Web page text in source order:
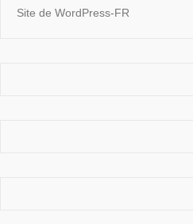
Site de WordPress-FR